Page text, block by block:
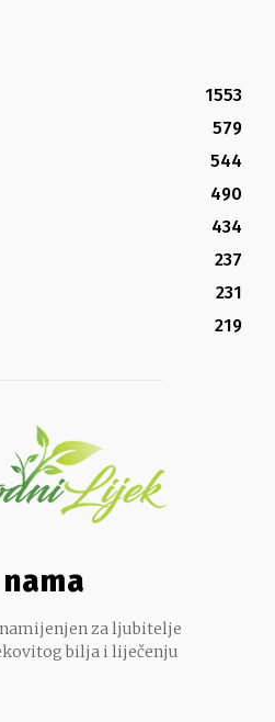
1553
579
544
490
434
237
231
219
nama
za ljubitelje
bilja i liječenju